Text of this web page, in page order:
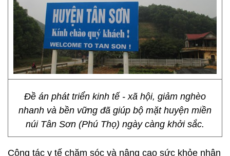
Đề án phát triển kinh tế - xã hội, giảm nghèo
nhanh và bền vững đã giúp bộ mặt huyện miền
núi Tân Sơn (Phú Thọ) ngày càng khởi sắc.
Công tác y tế chăm sóc và nâng cao sức khỏe nhân